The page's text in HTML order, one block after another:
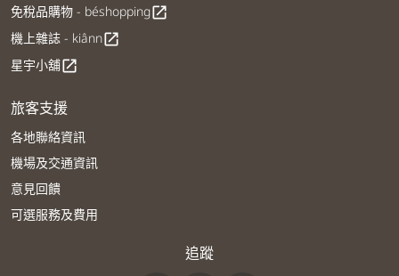
免稅品購物 - béshoppingopen_in_new
機上雜誌 - kiânnopen_in_new
星宇小舖open_in_new
旅客支援
各地聯絡資訊
機場及交通資訊
意見回饋
可選服務及費用
追蹤